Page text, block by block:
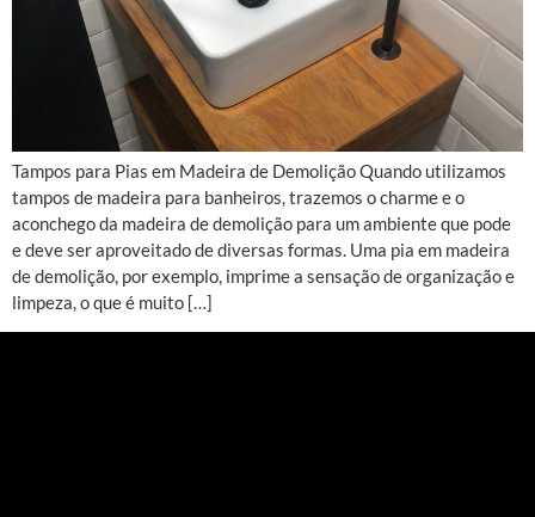
Tampos para Pias em Madeira de Demolição Quando utilizamos
tampos de madeira para banheiros, trazemos o charme e o
aconchego da madeira de demolição para um ambiente que pode
e deve ser aproveitado de diversas formas. Uma pia em madeira
de demolição, por exemplo, imprime a sensação de organização e
limpeza, o que é muito […]